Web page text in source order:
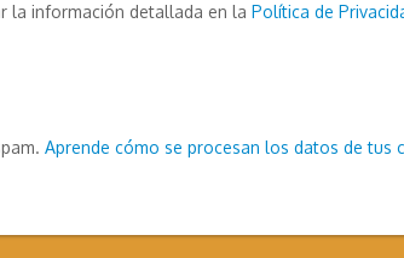
la información detallada en la Política de
Aprende cómo se procesan los datos de tus